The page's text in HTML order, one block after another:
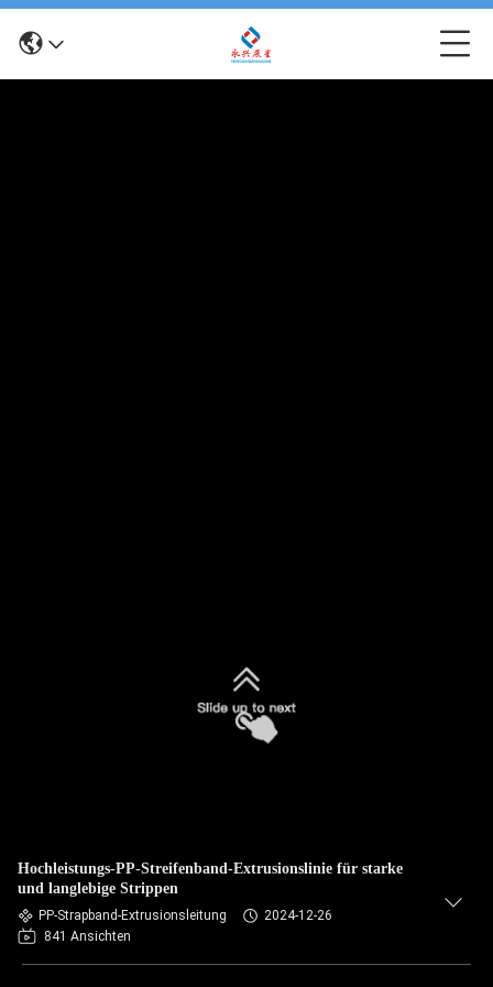
Hochleistungs-PP-Streifenband-Extrusionslinie für starke
und langlebige Strippen
PP-Strapband-Extrusionsleitung
2024-12-26
841 Ansichten